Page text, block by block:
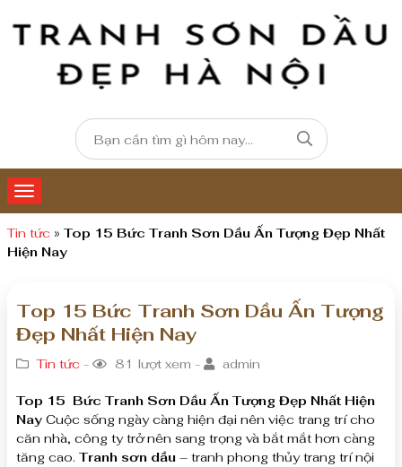
Tin tức » Top 15 Bức Tranh Sơn Dầu Ấn Tượng Đẹp Nhất
Hiện Nay
Top 15 Bức Tranh Sơn Dầu Ấn Tượng
Đẹp Nhất Hiện Nay
Tin tức - 81 lượt xem - admin
Top 15 Bức Tranh Sơn Dầu Ấn Tượng Đẹp Nhất Hiện
Nay Cuộc sống ngày càng hiện đại nên việc trang trí cho
căn nhà, công ty trở nên sang trọng và bắt mắt hơn càng
tăng cao. Tranh sơn dầu – tranh phong thủy trang trí nội